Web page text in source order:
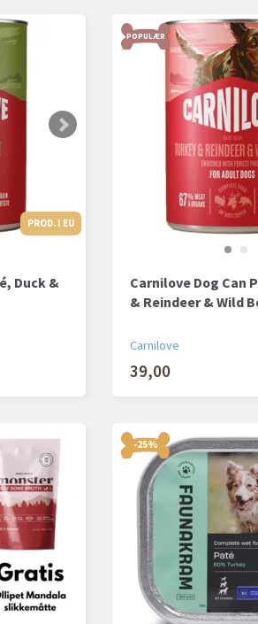
PROD. I EU
Duck &
POPULÆR
Carnilove Dog Can
& Reindeer & Wild
Carnilove
39,00
-25%